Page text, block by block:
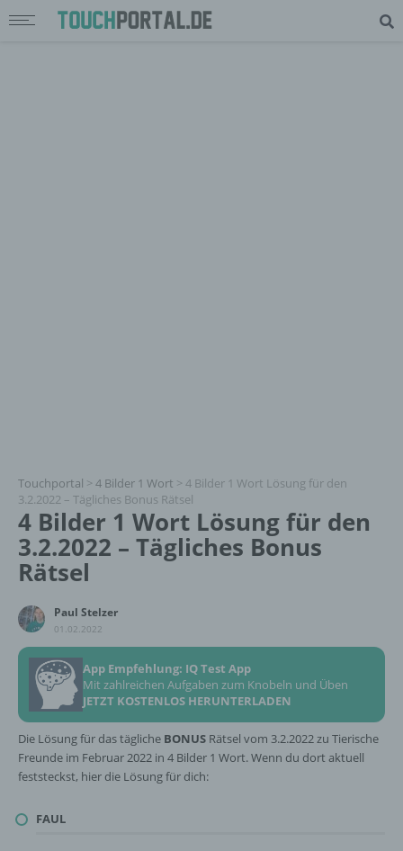
Touchportal > 4 Bilder 1 Wort > 4 Bilder 1 Wort Lösung für den
3.2.2022 – Tägliches Bonus Rätsel
4 Bilder 1 Wort Lösung für den
3.2.2022 – Tägliches Bonus
Rätsel
Paul Stelzer
01.02.2022
App Empfehlung: IQ Test App
Mit zahlreichen Aufgaben zum Knobeln und Üben
JETZT KOSTENLOS HERUNTERLADEN
Die Lösung für das tägliche BONUS Rätsel vom 3.2.2022 zu Tierische
Freunde im Februar 2022 in 4 Bilder 1 Wort. Wenn du dort aktuell
feststeckst, hier die Lösung für dich:
FAUL